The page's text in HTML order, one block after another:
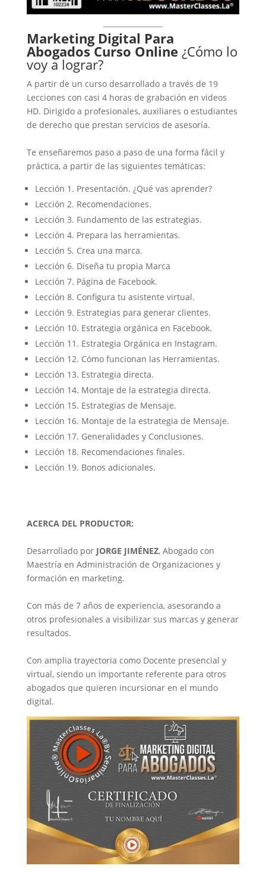
Marketing Digital Para
Abogados Curso Online ¿Cómo lo
voy a lograr?
A partir de un curso desarrollado a través de 19
Lecciones con casi 4 horas de grabación en videos
HD. Dirigido a profesionales, auxiliares o estudiantes
de derecho que prestan servicios de asesoría.
Te enseñaremos paso a paso de una forma fácil y
práctica, a partir de las siguientes temáticas:
Lección 1. Presentación. ¿Qué vas aprender?
Lección 2. Recomendaciones.
Lección 3. Fundamento de las estrategias.
Lección 4. Prepara las herramientas.
Lección 5. Crea una marca.
Lección 6. Diseña tu propia Marca
Lección 7. Página de Facebook.
Lección 8. Configura tu asistente virtual.
Lección 9. Estrategias para generar clientes.
Lección 10. Estrategia orgánica en Facebook.
Lección 11. Estrategia Orgánica en Instagram.
Lección 12. Cómo funcionan las Herramientas.
Lección 13. Estrategia directa.
Lección 14. Montaje de la estrategia directa.
Lección 15. Estrategias de Mensaje.
Lección 16. Montaje de la estrategia de Mensaje.
Lección 17. Generalidades y Conclusiones.
Lección 18. Recomendaciones finales.
Lección 19. Bonos adicionales.
ACERCA DEL PRODUCTOR:
Desarrollado por JORGE JIMÉNEZ, Abogado con
Maestría en Administración de Organizaciones y
formación en marketing.
Con más de 7 años de experiencia, asesorando a
otros profesionales a visibilizar sus marcas y generar
resultados.
Con amplia trayectoria como Docente presencial y
virtual, siendo un importante referente para otros
abogados que quieren incursionar en el mundo
digital.